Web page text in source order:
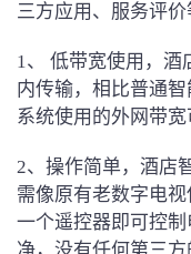
三方应用、服务评价
1、 低带宽使用，酒
内传输，相比普通
系统使用的外网带宽
2、操作简单，酒店
需像原有老数字电
一个遥控器即可控